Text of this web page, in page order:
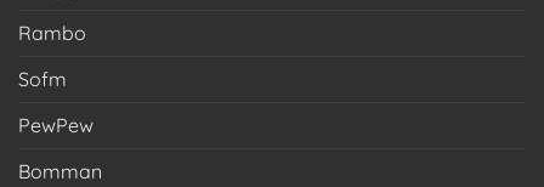
Rambo
Sofm
PewPew
Bomman